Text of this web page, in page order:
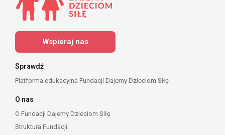
Wspieraj nas
Sprawdź
Platforma edukacyjna Fundacji Dajemy Dzieciom Siłę
O nas
O Fundacji Dajemy Dzieciom Siłę
Struktura Fundacji